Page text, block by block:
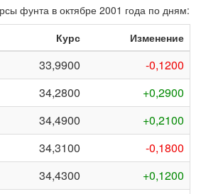
фунта в октябре 2001 года по дням:
Курс Изменение
33,9900
-0,1200
34,2800
+0,2900
34,4900
+0,2100
34,3100
-0,1800
34,4300
+0,1200